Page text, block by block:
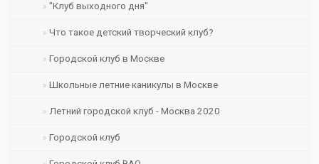
"Клуб выходного дня"
Что такое детский творческий клуб?
Городской клуб в Москве
Школьные летние каникулы в Москве
Летний городской клуб - Москва 2020
Городской клуб